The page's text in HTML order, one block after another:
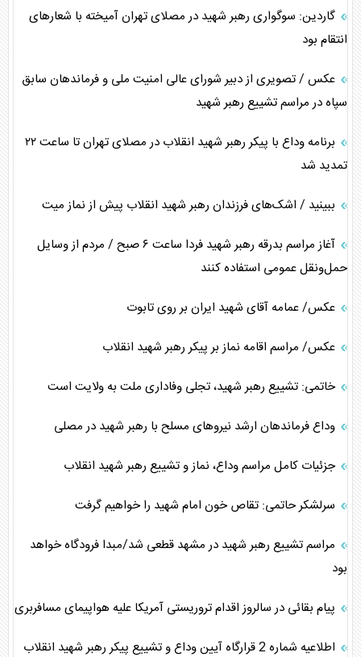
گاردین: سوگواری رهبر شهید در مصلای تهران آمیخته با شعار‌های
انتقام بود
عکس / تصویری از دبیر شورای عالی امنیت ملی و فرماندهان سابق
سپاه در مراسم تشییع رهبر شهید
برنامه وداع با پیکر رهبر شهید انقلاب در مصلای تهران تا ساعت ۲۲
تمدید شد
ببینید / اشک‌های فرزندان رهبر شهید انقلاب پیش از نماز میت
آغاز مراسم بدرقه رهبر شهید فردا ساعت ۶ صبح / مردم از وسایل
حمل‌ونقل عمومی استفاده کنند
عکس/ عمامه آقای شهید ایران بر روی تابوت
عکس/ مراسم اقامه نماز بر پیکر رهبر شهید انقلاب
خاتمی: تشییع رهبر شهید، تجلی وفاداری ملت به ولایت است
وداع فرماندهان ارشد نیروهای مسلح با رهبر شهید در مصلی
جزئیات کامل مراسم وداع، نماز و تشییع رهبر شهید انقلاب
سرلشکر حاتمی: تقاص خون امام شهید را خواهیم گرفت
مراسم تشییع رهبر شهید در مشهد ‌قطعی شد/مبدا فرودگاه خواهد
بود
پیام بقائی در سالروز اقدام تروریستی آمریکا علیه هواپیمای مسافربری
اطلاعیه شماره 2 قرارگاه آیین وداع و تشییع پیکر رهبر شهید انقلاب